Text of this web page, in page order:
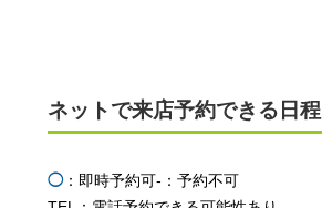
ネットで来店予約できる日程
◯：即時予約可-：予約不可